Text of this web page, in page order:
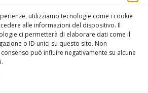
utilizziamo tecnologie come i cookie
alle informazioni del dispositivo. Il
ci permetterà di elaborare dati come il
o ID unici su questo sito. Non
può influire negativamente su alcune